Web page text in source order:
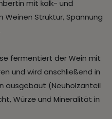
mit kalk- und
Weinen Struktur, Spannung
fermentiert der Wein mit
und wird anschließend in
ausgebaut (Neuholzanteil
Würze und Mineralität in